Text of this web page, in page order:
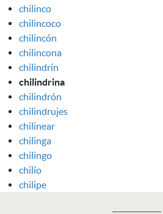
chilinco
chilincoco
chilincón
chilincona
chilindrín
chilindrina
chilindrón
chilindrujes
chilinear
chilinga
chilingo
chilío
chilipe